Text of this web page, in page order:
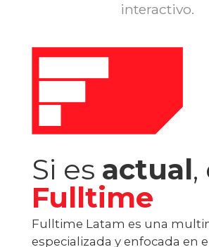
interactivo.
Si es actual,
Fulltime
Fulltime Latam es una
especializada y enfocada en